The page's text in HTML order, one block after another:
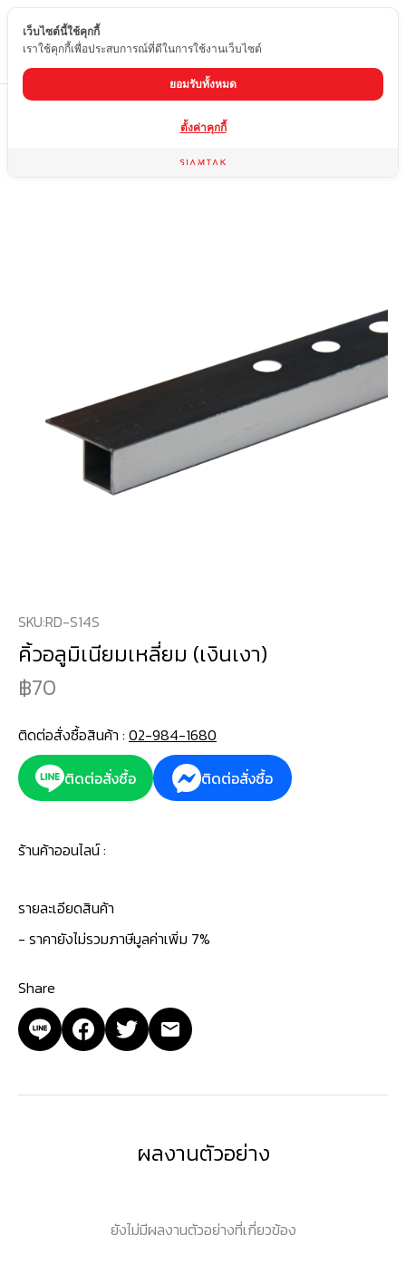
TH
คิ้วกระเบื้อง คิ้วอลูมิเนียมเหลี่ยม (เงินเงา)
SKU:RD-S14S
คิ้วอลูมิเนียมเหลี่ยม (เงินเงา)
70
ติดต่อสั่งซื้อสินค้า : 02-984-1680
ติดต่อสั่งซื้อ
ติดต่อสั่งซื้อ
ร้านค้าออนไลน์ :
รายละเอียดสินค้า
- ราคายังไม่รวมภาษีมูลค่าเพิ่ม 7%
Share
ผลงานตัวอย่าง
ยังไม่มีผลงานตัวอย่างที่เกี่ยวข้อง
เว็บไซต์นี้ใช้คุกกี้
เราใช้คุกกี้เพื่อประสบการณ์ที่ดีในการใช้งานเว็บไซต์
ยอมรับทั้งหมด
ตั้งค่าคุกกี้